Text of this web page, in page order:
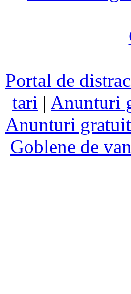
Portal de
tari | Anunturi
Anunturi
Goblene de